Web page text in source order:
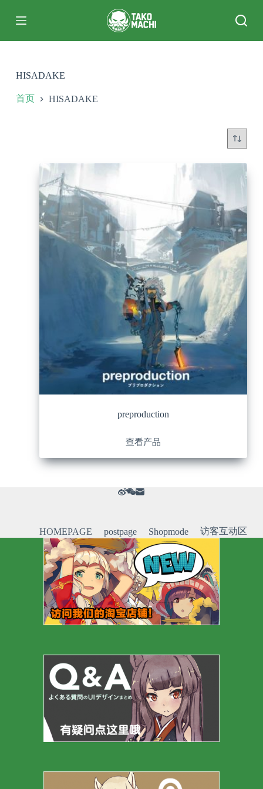
过
HISADAKE
首页 HISADAKE
preproduction
查看产品
HOMEPAGE postpage Shopmode 访客互动区